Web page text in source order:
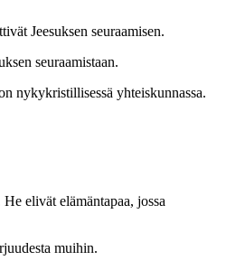
Jeesuksen seuraamisen.
seuraamistaan.
nykykristillisessä yhteiskunnassa.
elivät elämäntapaa, jossa
muihin.